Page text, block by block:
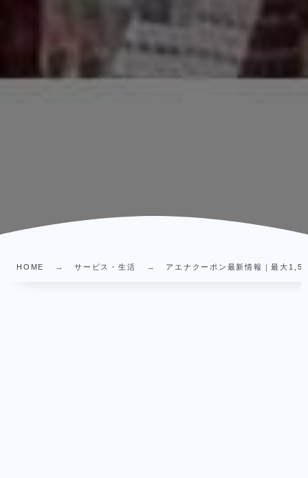
HOME サービス・生活 アエナクーポン最新情報｜最大